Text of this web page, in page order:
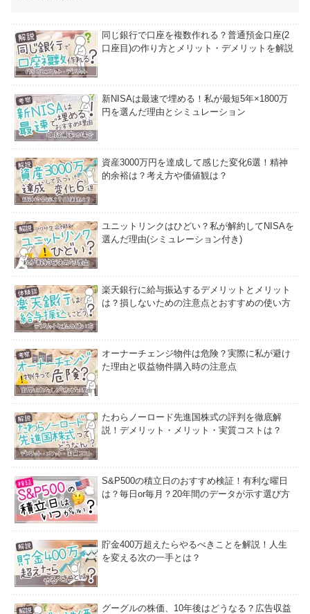
同じ銀行で口座を複数作れる？普通預金口座(2
口座目)の作り方とメリット・デメリットを解説
新NISAは最速で埋める！私が最短5年×1800万
円を選んだ理由とシミュレーション
資産3000万円を達成して感じた変化6選！精神
的余裕は？考え方や価値観は？
ユニットリンクはひどい？私が解約してNISAを
選んだ理由(シミュレーション付き)
楽天銀行に給与振込するデメリットとメリット
は？損しないための注意点とおすすめの使い方
オーナーチェンジ物件は危険？実際に私が避け
た理由と収益物件購入時の注意点
たわらノーロード先進国株式の評判を徹底解
説！デメリット・メリット・実質コストは？
S&P500の積立日のおすすめ検証！有利な曜日
は？毎日or毎月？20年間のデータが示す選び方
貯金400万超えたらやるべきことを解説！人生
を変える次の一手とは？
グーグルの株価、10年後はどうなる？広告収益